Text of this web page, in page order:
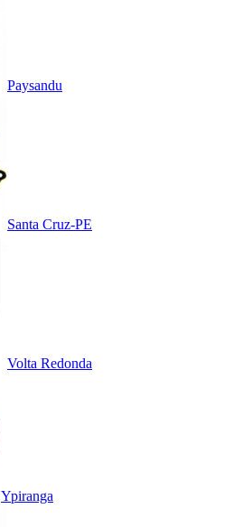
Paysandu
Santa Cruz-PE
Volta Redonda
Ypiranga